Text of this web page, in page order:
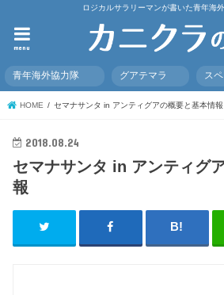
ロジカルサラリーマンが書いた青年海
menu
青年海外協力隊 グアテマラ ス
HOME セマナサンタ in アンティグアの概要と基本情報
2018.08.24
セマナサンタ in アンティグ
報